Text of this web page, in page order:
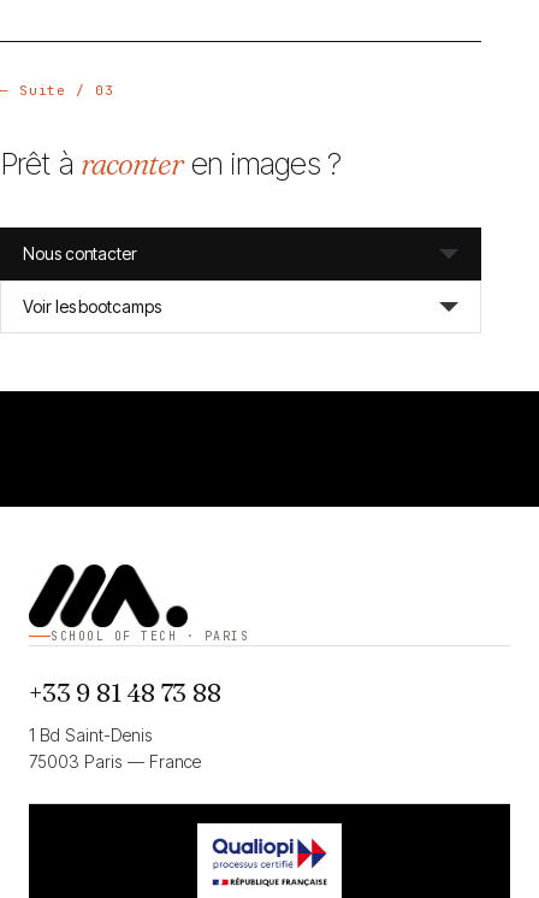
— Suite / 03
Prêt à raconteren images ?
Nous contacter
Voir les bootcamps
SCHOOL OF TECH · PARIS
+33 9 81 48 73 88
1 Bd Saint-Denis
75003 Paris — France